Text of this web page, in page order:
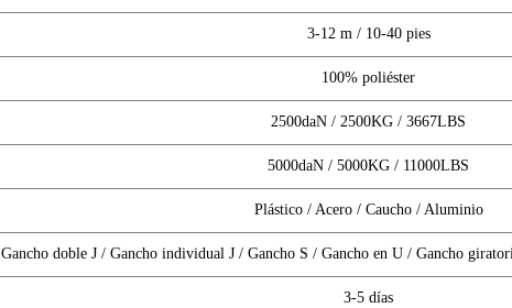
3-12 m / 10-40 pies
100% poliéster
2500daN / 2500KG / 3667LBS
5000daN / 5000KG / 11000LBS
Plástico / Acero / Caucho / Aluminio
Gancho doble J / Gancho individual J / Gancho S / Gancho en U / Gancho
3-5 días